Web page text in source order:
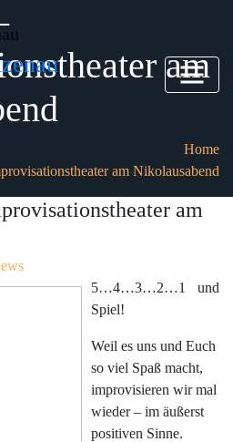
am
Home
am Nikolausabend
am
5…4…3…2…1 und
Spiel!
Weil es uns und Euch
so viel Spaß macht,
improvisieren wir mal
wieder – im äußerst
positiven Sinne.